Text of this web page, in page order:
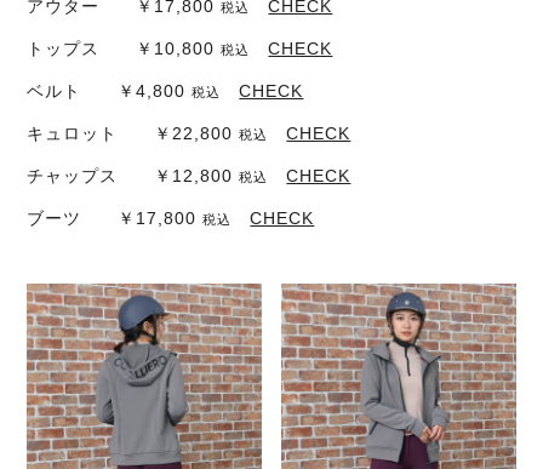
アウター ￥17,800税込 CHECK
トップス ￥10,800税込 CHECK
ベルト ￥4,800税込 CHECK
キュロット ￥22,800税込 CHECK
チャップス ￥12,800税込 CHECK
ブーツ ￥17,800税込 CHECK